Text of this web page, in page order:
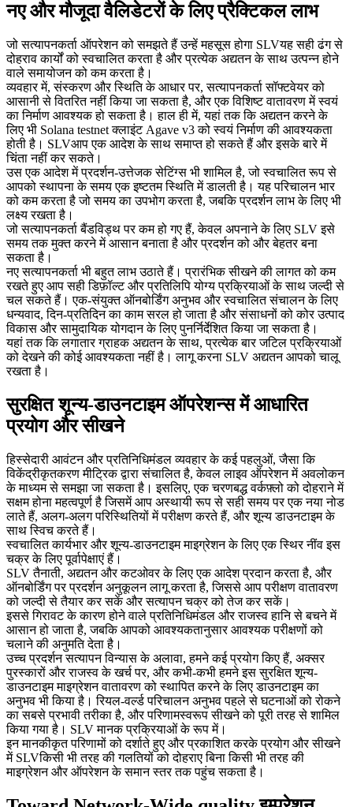
नए और मौजूदा वैलिडेटरों के लिए प्रैक्टिकल लाभ
जो सत्यापनकर्ता ऑपरेशन को समझते हैं उन्हें महसूस होगा SLVयह सही ढंग से
दोहराव कार्यों को स्वचालित करता है और प्रत्येक अद्यतन के साथ उत्पन्न होने
वाले समायोजन को कम करता है।
व्यवहार में, संस्करण और स्थिति के आधार पर, सत्यापनकर्ता सॉफ्टवेयर को
आसानी से वितरित नहीं किया जा सकता है, और एक विशिष्ट वातावरण में स्वयं
का निर्माण आवश्यक हो सकता है। हाल ही में, यहां तक कि अद्यतन करने के
लिए भी Solana testnet क्लाइंट Agave v3 को स्वयं निर्माण की आवश्यकता
होती है। SLVआप एक आदेश के साथ समाप्त हो सकते हैं और इसके बारे में
चिंता नहीं कर सकते।
उस एक आदेश में प्रदर्शन-उत्तेजक सेटिंग्स भी शामिल है, जो स्वचालित रूप से
आपको स्थापना के समय एक इष्टतम स्थिति में डालती है। यह परिचालन भार
को कम करता है जो समय का उपभोग करता है, जबकि प्रदर्शन लाभ के लिए भी
लक्ष्य रखता है।
जो सत्यापनकर्ता बैंडविड्थ पर कम हो गए हैं, केवल अपनाने के लिए SLV इसे
समय तक मुक्त करने में आसान बनाता है और प्रदर्शन को और बेहतर बना
सकता है।
नए सत्यापनकर्ता भी बहुत लाभ उठाते हैं। प्रारंभिक सीखने की लागत को कम
रखते हुए आप सही डिफ़ॉल्ट और प्रतिलिपि योग्य प्रक्रियाओं के साथ जल्दी से
चल सकते हैं। एक-संयुक्त ऑनबोर्डिंग अनुभव और स्वचालित संचालन के लिए
धन्यवाद, दिन-प्रतिदिन का काम सरल हो जाता है और संसाधनों को कोर उत्पाद
विकास और सामुदायिक योगदान के लिए पुनर्निर्देशित किया जा सकता है।
यहां तक कि लगातार ग्राहक अद्यतन के साथ, प्रत्येक बार जटिल प्रक्रियाओं
को देखने की कोई आवश्यकता नहीं है। लागू करना SLV अद्यतन आपको चालू
रखता है।
सुरक्षित शून्य-डाउनटाइम ऑपरेशन्स में आधारित
प्रयोग और सीखने
हिस्सेदारी आवंटन और प्रतिनिधिमंडल व्यवहार के कई पहलुओं, जैसा कि
विकेंद्रीकृतकरण मीट्रिक द्वारा संचालित है, केवल लाइव ऑपरेशन में अवलोकन
के माध्यम से समझा जा सकता है। इसलिए, एक चरणबद्ध वर्कफ़्लो को दोहराने में
सक्षम होना महत्वपूर्ण है जिसमें आप अस्थायी रूप से सही समय पर एक नया नोड
लाते हैं, अलग-अलग परिस्थितियों में परीक्षण करते हैं, और शून्य डाउनटाइम के
साथ स्विच करते हैं।
स्वचालित कार्यभार और शून्य-डाउनटाइम माइग्रेशन के लिए एक स्थिर नींव इस
चक्र के लिए पूर्वापेक्षाएं हैं।
SLV तैनाती, अद्यतन और कटओवर के लिए एक आदेश प्रदान करता है, और
ऑनबोर्डिंग पर प्रदर्शन अनुकूलन लागू करता है, जिससे आप परीक्षण वातावरण
को जल्दी से तैयार कर सकें और सत्यापन चक्र को तेज कर सकें।
इससे गिरावट के कारण होने वाले प्रतिनिधिमंडल और राजस्व हानि से बचने में
आसान हो जाता है, जबकि आपको आवश्यकतानुसार आवश्यक परीक्षणों को
चलाने की अनुमति देता है।
उच्च प्रदर्शन सत्यापन विन्यास के अलावा, हमने कई प्रयोग किए हैं, अक्सर
पुरस्कारों और राजस्व के खर्च पर, और कभी-कभी हमने इस सुरक्षित शून्य-
डाउनटाइम माइग्रेशन वातावरण को स्थापित करने के लिए डाउनटाइम का
अनुभव भी किया है। रियल-वर्ल्ड परिचालन अनुभव पहले से घटनाओं को रोकने
का सबसे प्रभावी तरीका है, और परिणामस्वरूप सीखने को पूरी तरह से शामिल
किया गया है। SLV मानक प्रक्रियाओं के रूप में।
इन मानकीकृत परिणामों को दर्शाते हुए और प्रकाशित करके प्रयोग और सीखने
में SLVकिसी भी तरह की गलतियों को दोहराए बिना किसी भी तरह की
माइग्रेशन और ऑपरेशन के समान स्तर तक पहुंच सकता है।